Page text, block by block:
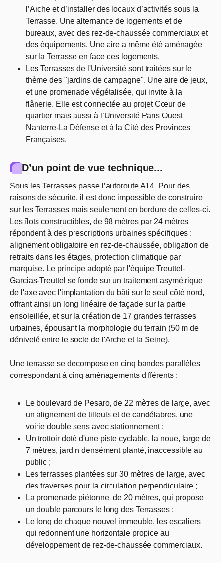
l’Arche et d’installer des locaux d’activités sous la
Terrasse. Une alternance de logements et de
bureaux, avec des rez-de-chaussée commerciaux et
des équipements. Une aire a même été aménagée
sur la Terrasse en face des logements.
Les Terrasses de l'Université sont traitées sur le
thème des "jardins de campagne". Une aire de jeux,
et une promenade végétalisée, qui invite à la
flânerie. Elle est connectée au projet Cœur de
quartier mais aussi à l’Université Paris Ouest
Nanterre-La Défense et à la Cité des Provinces
Françaises.
D’un point de vue technique...
Sous les Terrasses passe l’autoroute A14. Pour des
raisons de sécurité, il est donc impossible de construire
sur les Terrasses mais seulement en bordure de celles-ci.
Les îlots constructibles, de 98 mètres par 24 mètres
répondent à des prescriptions urbaines spécifiques :
alignement obligatoire en rez-de-chaussée, obligation de
retraits dans les étages, protection climatique par
marquise. Le principe adopté par l'équipe Treuttel-
Garcias-Treuttel se fonde sur un traitement asymétrique
de l'axe avec l'implantation du bâti sur le seul côté nord,
offrant ainsi un long linéaire de façade sur la partie
ensoleillée, et sur la création de 17 grandes terrasses
urbaines, épousant la morphologie du terrain (50 m de
dénivelé entre le socle de l'Arche et la Seine).
Une terrasse se décompose en cinq bandes parallèles
correspondant à cinq aménagements différents :
Le boulevard de Pesaro, de 22 mètres de large, avec
un alignement de tilleuls et de candélabres, une
voirie double sens avec stationnement ;
Un trottoir doté d'une piste cyclable, la noue, large de
7 mètres, jardin densément planté, inaccessible au
public ;
Les terrasses plantées sur 30 mètres de large, avec
des traverses pour la circulation perpendiculaire ;
La promenade piétonne, de 20 mètres, qui propose
un double parcours le long des Terrasses ;
Le long de chaque nouvel immeuble, les escaliers
qui redonnent une horizontale propice au
développement de rez-de-chaussée commerciaux.